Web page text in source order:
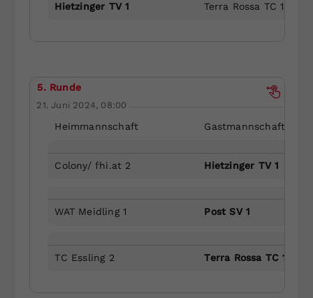
Hietzinger TV 1 Terra Rossa TC 1
5. Runde
21. Juni 2024, 08:00
Heimmannschaft Gastmannschaft
Colony/ fhi.at 2 Hietzinger TV 1
WAT Meidling 1 Post SV 1
TC Essling 2 Terra Rossa TC 1